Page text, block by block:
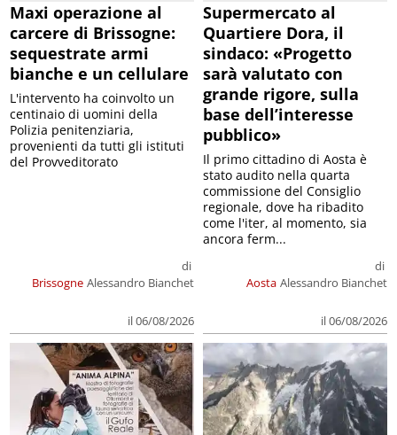
Maxi operazione al
carcere di Brissogne:
sequestrate armi
bianche e un cellulare
Brissogne
di
Alessandro Bianchet
il 06/08/2026
L'intervento ha coinvolto un
centinaio di uomini della
Polizia penitenziaria,
provenienti da tutti gli istituti
del Provveditorato
Supermercato al
Quartiere Dora, il
sindaco: «Progetto
sarà valutato con
grande rigore, sulla
base dell’interesse
pubblico»
Aosta
di
Alessandro Bianchet
il 06/08/2026
Il primo cittadino di Aosta è
stato audito nella quarta
commissione del Consiglio
regionale, dove ha ribadito
come l'iter, al momento, sia
ancora ferm...